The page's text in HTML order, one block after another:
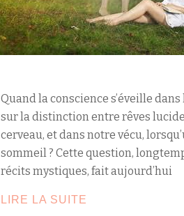
Quand la conscience s’éveille
sur la distinction entre rêves
cerveau, et dans notre vécu,
sommeil ? Cette question,
récits mystiques, fait aujourd’hui
LIRE LA SUITE